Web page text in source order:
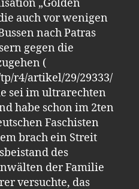
„Golden
auch vor wenigen
nach Patras
gegen die
(
r4/artikel/29/29333/
sei im ultrarechten
habe schon im 2ten
Faschisten
brach ein Streit
des
der Familie
versuchte, das